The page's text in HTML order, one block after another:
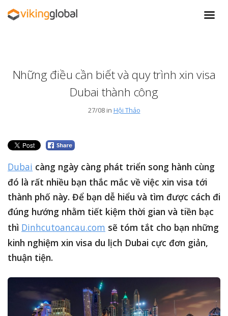
Những điều cần biết và quy trình xin visa
Dubai thành công
27/08 in Hội Thảo
Dubai càng ngày càng phát triển song hành cùng
đó là rất nhiều bạn thắc mắc về việc xin visa tới
thành phố này. Để bạn dễ hiểu và tìm được cách đi
đúng hướng nhằm tiết kiệm thời gian và tiền bạc
thì Dinhcutoancau.com sẽ tóm tắt cho bạn những
kinh nghiệm xin visa du lịch Dubai cực đơn giản,
thuận tiện.